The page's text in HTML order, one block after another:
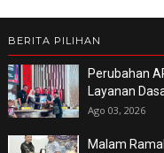
BERITA PILIHAN
Perubahan
Layanan
Ago 03, 2026
Malam